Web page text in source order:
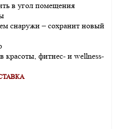
в угол помещения
снаружи – сохранит новый
красоты, фитнес- и wellness-